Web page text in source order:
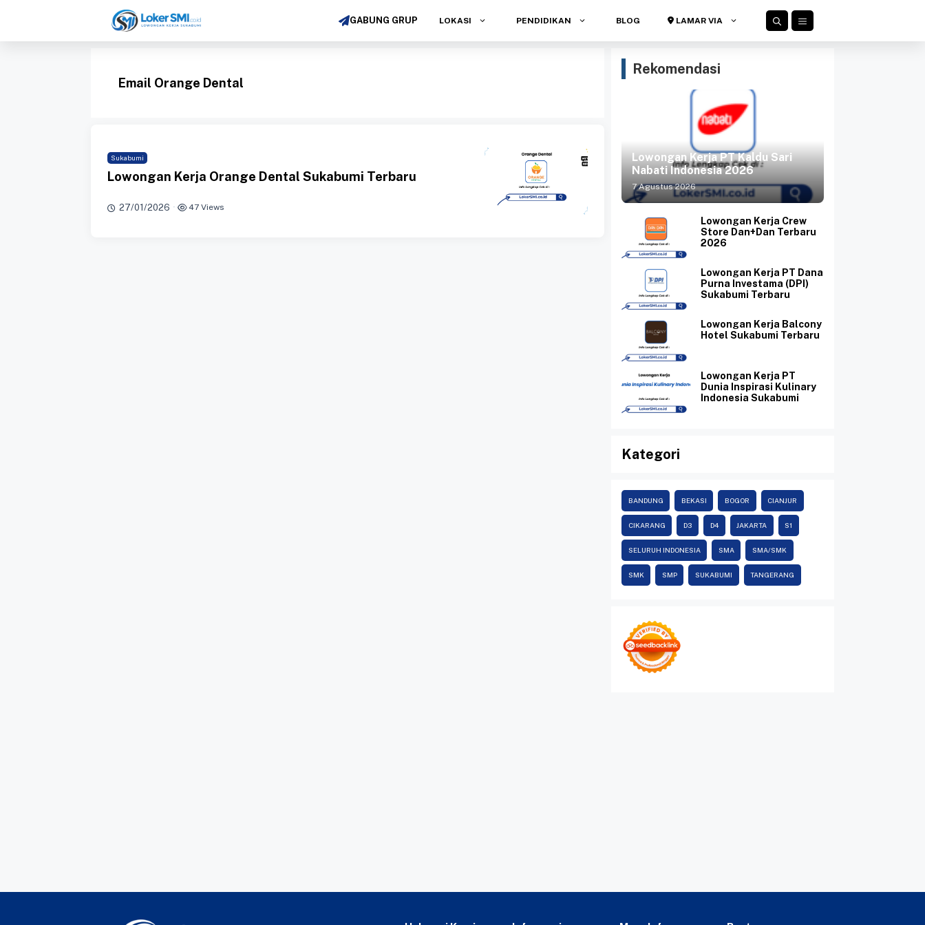
isi
GABUNG GRUP LOKASI PENDIDIKAN BLOG LAMAR VIA
Email Orange Dental
Sukabumi
Lowongan Kerja Orange Dental Sukabumi Terbaru
27/01/2026 · 47 Views
Rekomendasi
Lowongan Kerja PT Kaldu Sari
Nabati Indonesia 2026
7 Agustus 2026
Lowongan Kerja Crew
Store Dan+Dan Terbaru
2026
Lowongan Kerja PT Dana
Purna Investama (DPI)
Sukabumi Terbaru
Lowongan Kerja Balcony
Hotel Sukabumi Terbaru
Lowongan Kerja PT
Dunia Inspirasi Kulinary
Indonesia Sukabumi
Kategori
BANDUNG BEKASI BOGOR CIANJUR
CIKARANG D3 D4 JAKARTA S1
SELURUH INDONESIA SMA SMA/SMK
SMK SMP SUKABUMI TANGERANG